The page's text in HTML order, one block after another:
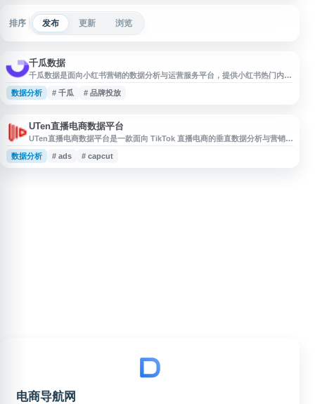
排序 发布 更新 浏览
千瓜数据
千瓜数据是面向小红书营销的数据分析与运营服务平台，提供小红书热门内
容、达人博主、品牌投放、粉丝变化、榜单排行等多维度数据查询与监控功
能。平台支持数据可视化分析、账号与内容管理、营销案例参考及种草策略辅
数据分析 # 千瓜 # 品牌投放
UTen直播电商数据平台
UTen直播电商数据平台是一款面向 TikTok 直播电商的垂直数据分析与营销服
务工具，提供达人、商家、流量、短视频与直播带货相关数据支持，帮助用户
进行账号筛选、合作匹配、内容与投放分析，提升直播电商运营和带货效率。
数据分析 # ads # capcut
电商导航网